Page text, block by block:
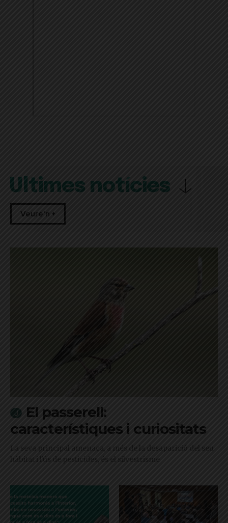
Últimes notícies
Veure'n +
El passerell:
característiques i curiositats
La seva principal amenaça, a més de la desaparició del seu
hàbitat i l'ús de pesticides, és el silvestrisme